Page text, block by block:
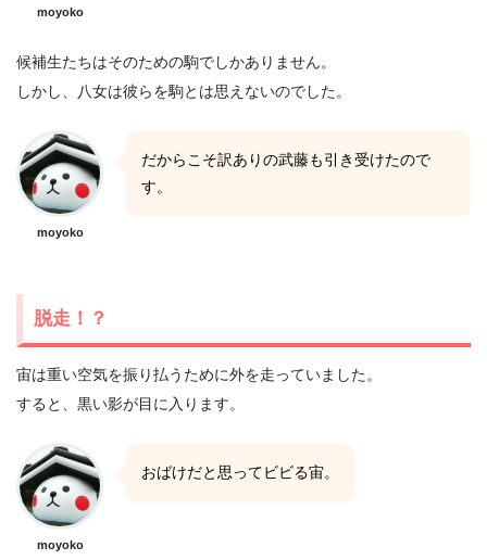
moyoko
候補生たちはそのための駒でしかありません。
しかし、八女は彼らを駒とは思えないのでした。
moyoko
だからこそ訳ありの武藤も引き受けたので
す。
脱走！？
宙は重い空気を振り払うために外を走っていました。
すると、黒い影が目に入ります。
moyoko
おばけだと思ってビビる宙。